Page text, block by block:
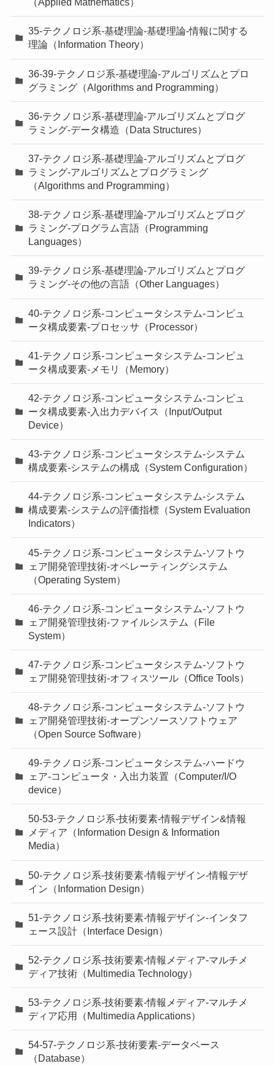
35-テクノロジ系-基礎理論-基礎理論-情報に関する
理論（Information Theory）
36-39-テクノロジ系-基礎理論-アルゴリズムとプロ
グラミング（Algorithms and Programming）
36-テクノロジ系-基礎理論-アルゴリズムとプログ
ラミング-データ構造（Data Structures）
37-テクノロジ系-基礎理論-アルゴリズムとプログ
ラミング-アルゴリズムとプログラミング
（Algorithms and Programming）
38-テクノロジ系-基礎理論-アルゴリズムとプログ
ラミング-プログラム言語（Programming
Languages）
39-テクノロジ系-基礎理論-アルゴリズムとプログ
ラミング-その他の言語（Other Languages）
40-テクノロジ系-コンピュータシステム-コンピュ
ータ構成要素-プロセッサ（Processor）
41-テクノロジ系-コンピュータシステム-コンピュ
ータ構成要素-メモリ（Memory）
42-テクノロジ系-コンピュータシステム-コンピュ
ータ構成要素-入出力デバイス（Input/Output
Device）
43-テクノロジ系-コンピュータシステム-システム
構成要素-システムの構成（System Configuration）
44-テクノロジ系-コンピュータシステム-システム
構成要素-システムの評価指標（System Evaluation
Indicators）
45-テクノロジ系-コンピュータシステム-ソフトウ
ェア開発管理技術-オペレーティングシステム
（Operating System）
46-テクノロジ系-コンピュータシステム-ソフトウ
ェア開発管理技術-ファイルシステム（File
System）
47-テクノロジ系-コンピュータシステム-ソフトウ
ェア開発管理技術-オフィスツール（Office Tools）
48-テクノロジ系-コンピュータシステム-ソフトウ
ェア開発管理技術-オープンソースソフトウェア
（Open Source Software）
49-テクノロジ系-コンピュータシステム-ハードウ
ェア-コンピュータ・入出力装置（Computer/I/O
device）
50-53-テクノロジ系-技術要素-情報デザイン&情報
メディア（Information Design & Information
Media）
50-テクノロジ系-技術要素-情報デザイン-情報デザ
イン（Information Design）
51-テクノロジ系-技術要素-情報デザイン-インタフ
ェース設計（Interface Design）
52-テクノロジ系-技術要素-情報メディア-マルチメ
ディア技術（Multimedia Technology）
53-テクノロジ系-技術要素-情報メディア-マルチメ
ディア応用（Multimedia Applications）
54-57-テクノロジ系-技術要素-データベース
（Database）